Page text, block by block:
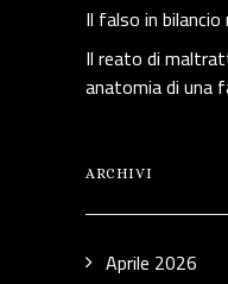
Il falso in
Il reato di
anatomia di una
ARCHIVI
Aprile 2026